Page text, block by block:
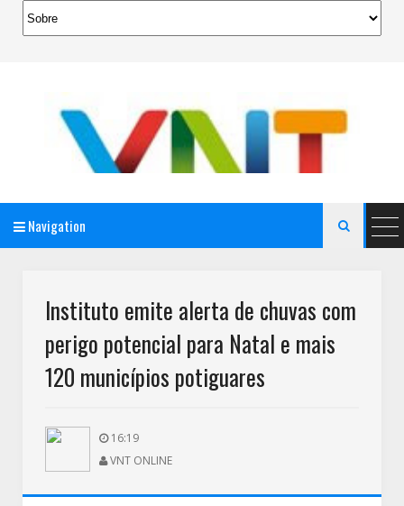
Navigation 
Instituto emite alerta de chuvas com
perigo potencial para Natal e mais
120 municípios potiguares
16:19
VNT ONLINE